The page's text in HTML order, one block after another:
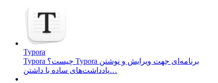
Typora
Typora چیست؟ Typora برنامه‌ای جهت ویرایش و نوشتن
یادداشت‌های ساده با داشتن…